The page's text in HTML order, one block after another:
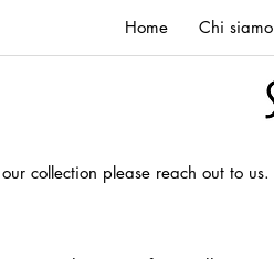
Home Chi siamo
collection please reach out to us.